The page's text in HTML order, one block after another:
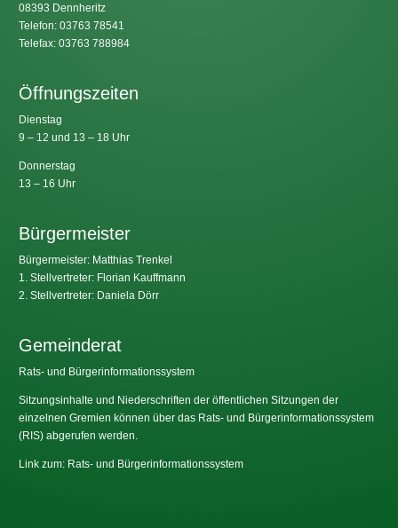
08393 Dennheritz
Telefon: 03763 78541
Telefax: 03763 788984
Öffnungszeiten
Dienstag
9 – 12 und 13 – 18 Uhr
Donnerstag
13 – 16 Uhr
Bürgermeister
Bürgermeister: Matthias Trenkel
1. Stellvertreter: Florian Kauffmann
2. Stellvertreter: Daniela Dörr
Gemeinderat
Rats- und Bürgerinformationssystem
Sitzungsinhalte und Niederschriften der öffentlichen Sitzungen der
einzelnen Gremien können über das Rats- und Bürgerinformationssystem
(RIS) abgerufen werden.
Link zum: Rats- und Bürgerinformationssystem